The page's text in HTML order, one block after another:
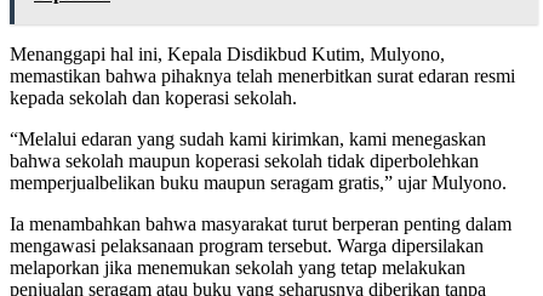
Menanggapi hal ini, Kepala Disdikbud Kutim, Mulyono,
memastikan bahwa pihaknya telah menerbitkan surat edaran resmi
kepada sekolah dan koperasi sekolah.
“Melalui edaran yang sudah kami kirimkan, kami menegaskan
bahwa sekolah maupun koperasi sekolah tidak diperbolehkan
memperjualbelikan buku maupun seragam gratis,” ujar Mulyono.
Ia menambahkan bahwa masyarakat turut berperan penting dalam
mengawasi pelaksanaan program tersebut. Warga dipersilakan
melaporkan jika menemukan sekolah yang tetap melakukan
penjualan seragam atau buku yang seharusnya diberikan tanpa